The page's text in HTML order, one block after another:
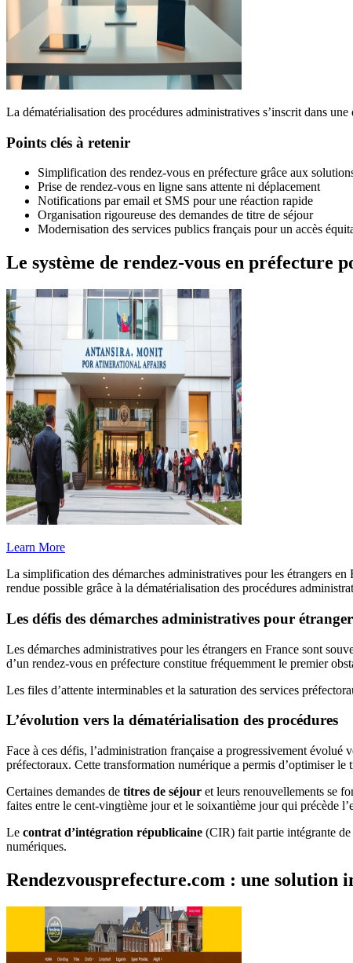
La dématérialisation des procédures administratives s’inscrit dans
Points clés à retenir
Simplification des rendez-vous en préfecture grâce aux
Prise de rendez-vous en ligne sans attente ni déplacement
Notifications par email et SMS pour une réaction rapide
Organisation rigoureuse des demandes de titre de séjour
Modernisation des services publics français pour un accès
Le système de rendez-vous en préfecture
Learn More
La simplification des démarches administratives pour les étrangers
rendue possible grâce à la dématérialisation des procédures
Les défis des démarches administratives pour
Les démarches administratives pour les étrangers en France sont
d’un rendez-vous en préfecture constitue fréquemment le premier
Les files d’attente interminables et la saturation des services
L’évolution vers la dématérialisation des procédures
Face à ces défis, l’administration française a progressivement évolué
préfectoraux. Cette transformation numérique a permis d’optimiser le
Certaines demandes de titres de séjour et leurs renouvellements se
faites entre le cent-vingtième jour et le soixantième jour qui précède
Le contrat d’intégration républicaine (CIR) fait partie intégrante
numériques.
Rendezvousprefecture.com : une solution